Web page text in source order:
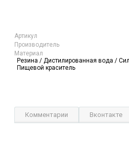
Артикул
Производитель
Материал
Резина / Дистилированная вода /
Пищевой краситель
Комментарии Вконтакте